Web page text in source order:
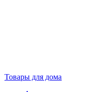
Товары для дома